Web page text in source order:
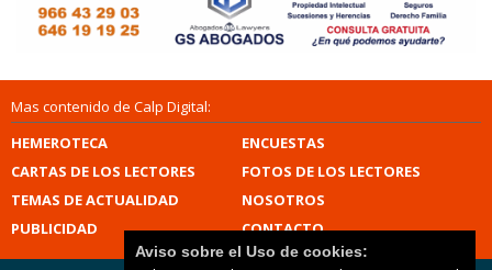
Mas contenido de Calp Digital:
HEMEROTECA
ENCUESTAS
CARTAS DE LOS LECTORES
FOTOS DE LOS LECTORES
TEMAS DE ACTUALIDAD
NOSOTROS
PUBLICIDAD
CONTACTO
Aviso sobre el Uso de cookies: